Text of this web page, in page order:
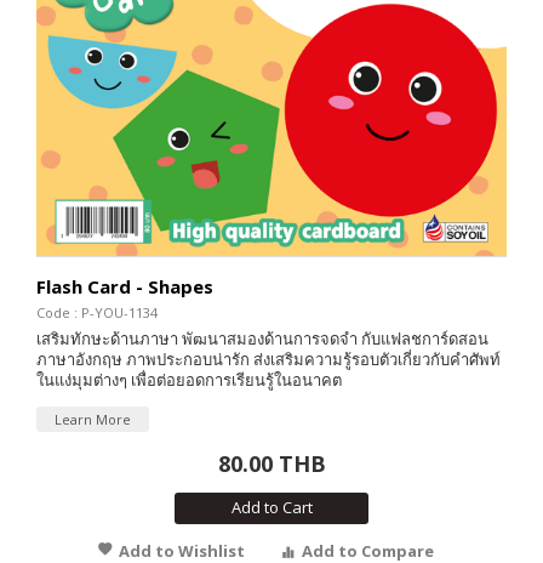
Flash Card - Shapes
Code : P-YOU-1134
เสริมทักษะด้านภาษา พัฒนาสมองด้านการจดจำ กับแฟลชการ์ดสอน
ภาษาอังกฤษ ภาพประกอบน่ารัก ส่งเสริมความรู้รอบตัวเกี่ยวกับคำศัพท์
ในแง่มุมต่างๆ เพื่อต่อยอดการเรียนรู้ในอนาคต
Learn More
80.00 THB
Add to Cart
Add to Wishlist
Add to Compare